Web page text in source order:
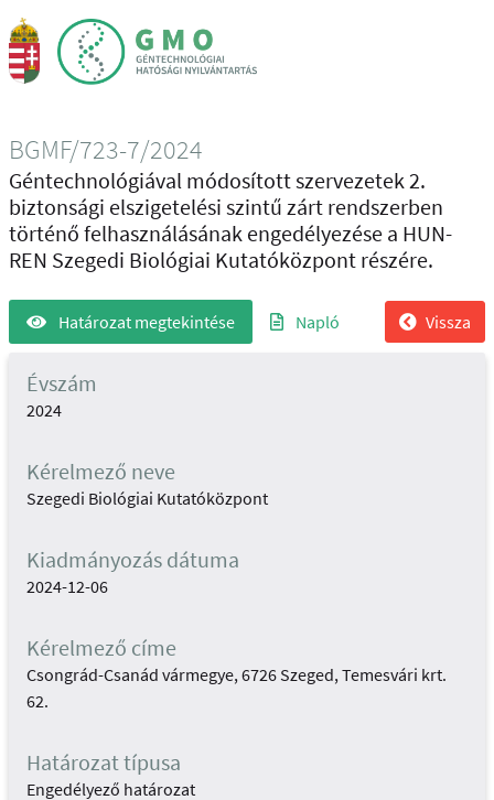
BGMF/723-7/2024
Géntechnológiával módosított szervezetek 2.
biztonsági elszigetelési szintű zárt rendszerben
történő felhasználásának engedélyezése a HUN-
REN Szegedi Biológiai Kutatóközpont részére.
Határozat megtekintése Napló Vissza
Évszám
2024
Kérelmező neve
Szegedi Biológiai Kutatóközpont
Kiadmányozás dátuma
2024-12-06
Kérelmező címe
Csongrád-Csanád vármegye, 6726 Szeged, Temesvári krt.
62.
Határozat típusa
Engedélyező határozat